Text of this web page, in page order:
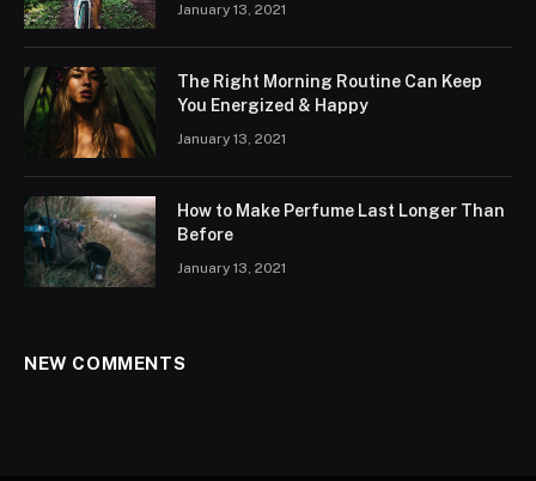
January 13, 2021
The Right Morning Routine Can Keep
You Energized & Happy
January 13, 2021
How to Make Perfume Last Longer Than
Before
January 13, 2021
NEW COMMENTS